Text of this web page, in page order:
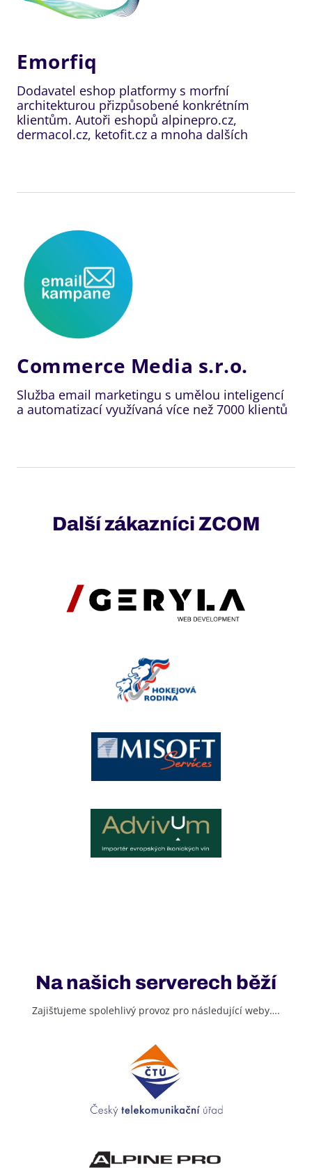
Emorfiq
Dodavatel eshop platformy s morfní
architekturou přizpůsobené konkrétním
klientům. Autoři eshopů alpinepro.cz,
dermacol.cz, ketofit.cz a mnoha dalších
Commerce Media s.r.o.
Služba email marketingu s umělou inteligencí
a automatizací využívaná více než 7000 klientů
Další zákazníci ZCOM
Na našich serverech běží
Zajišťujeme spolehlivý provoz pro následující weby….